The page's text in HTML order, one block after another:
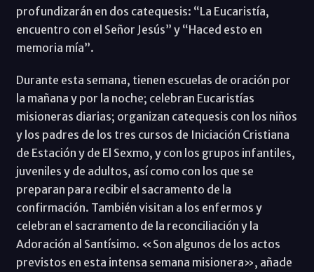
profundizarán en dos catequesis: “La Eucaristía,
encuentro con el Señor Jesús” y “Haced esto en
memoria mía”.
Durante esta semana, tienen escuelas de oración por
la mañana y por la noche; celebran Eucaristías
misioneras diarias; organizan catequesis con los niños
y los padres de los tres cursos de Iniciación Cristiana
de Estación y de El Sexmo, y con los grupos infantiles,
juveniles y de adultos, así como con los que se
preparan para recibir el sacramento de la
confirmación. También visitan a los enfermos y
celebran el sacramento de la reconciliación y la
Adoración al Santísimo. «Son algunos de los actos
previstos en esta intensa semana misionera», añade